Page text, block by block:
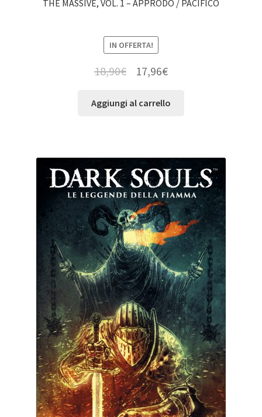
THE MASSIVE, VOL. 1 – APPRODO / PACIFICO
IN OFFERTA!
18,90€ 17,96€
Aggiungi al carrello